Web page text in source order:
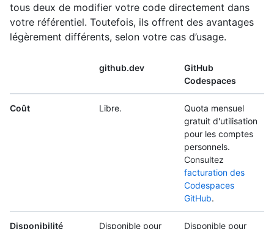
tous deux de modifier votre code directement dans
votre référentiel. Toutefois, ils offrent des avantages
légèrement différents, selon votre cas d’usage.
github.dev
GitHub
Codespaces
Coût Libre.
Quota mensuel
gratuit d'utilisation
pour les comptes
personnels.
Consultez
facturation des
Codespaces
GitHub.
Disponibilité Disponible pour Disponible pour